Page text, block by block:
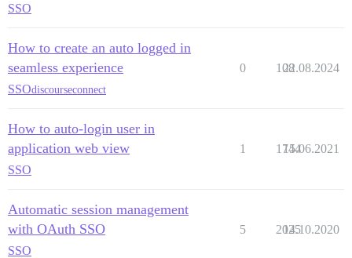
SSO
How to create an auto logged in
seamless experience
SSOdiscourseconnect
0 108
22.08.2024
How to auto-login user in
application web view
SSO
1 1744
15.06.2021
Automatic session management
with OAuth SSO
SSO
5 2025
14.10.2020